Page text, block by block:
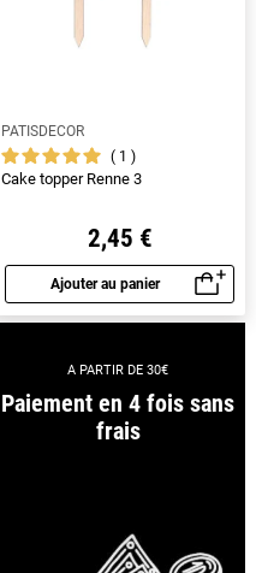
PATISDECOR
1
Cake topper Renne 3
2,45 €
Ajouter au panier
Aperçu rapide
A PARTIR DE 30€
Paiement en 4 fois sans
frais